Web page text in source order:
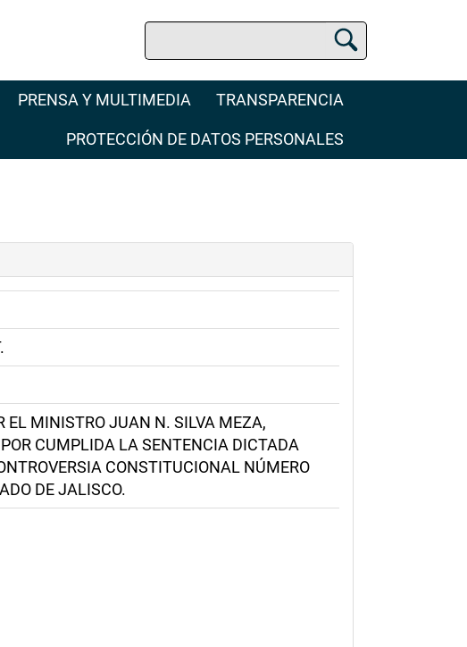
Buscar
PRENSA Y MULTIMEDIA TRANSPARENCIA
PROTECCIÓN DE DATOS PERSONALES
EL MINISTRO JUAN N. SILVA MEZA,
CUMPLIDA LA SENTENCIA DICTADA
CONSTITUCIONAL NÚMERO
DE JALISCO.